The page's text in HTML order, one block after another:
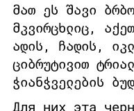
მათ ეს შავი
მკვირცხლიც,
ადის, ჩადის,
ციბრუტივით
ჭიანჭველების
Для них эта